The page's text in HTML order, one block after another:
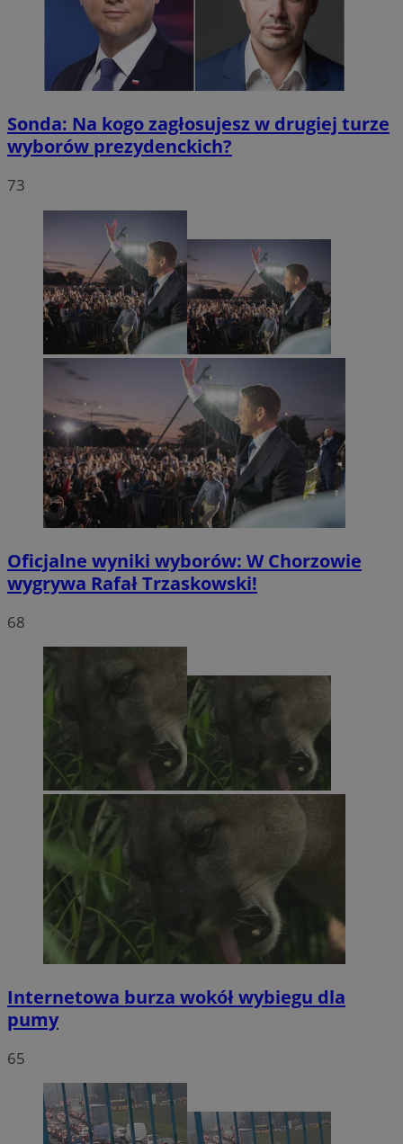
Sonda: Na kogo zagłosujesz w drugiej turze
wyborów prezydenckich?
73
Oficjalne wyniki wyborów: W Chorzowie
wygrywa Rafał Trzaskowski!
68
Internetowa burza wokół wybiegu dla
pumy
65